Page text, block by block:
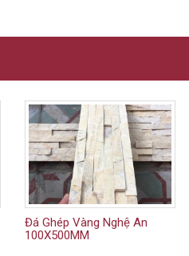
Đá Ghép Vàng Nghệ An
100X500MM